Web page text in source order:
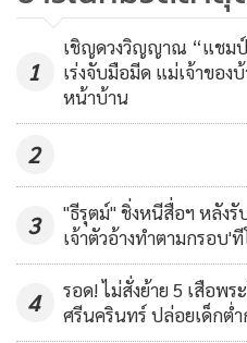
1,079
ปาก
1
เชิญดวงวิญญาณ “แชมป์
เร่งจับมือมีด แม่เจ้าของ
หน้าบ้าน
2
3
"ธีรุตม์" ชิ่งหนีสื่อฯ หลัง
เจ้าตัวอ้างทำตามกรอบ'ที
4
รอด! ไม่สั่งย้าย 5 เสือพ
ศรีนครินทร์ ปล่อยเด็กต่ำ